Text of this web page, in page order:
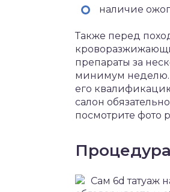
наличие
Также перед
препараты за
минимум неделю.
его
салон
посмотрите фото
Процедура
Сам 6d татуаж